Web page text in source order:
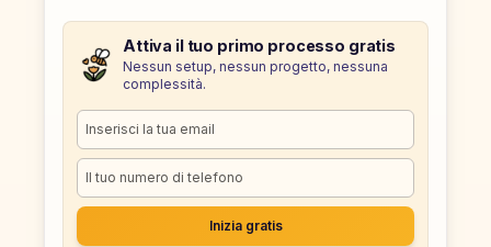
Attiva il tuo primo processo gratis
Nessun setup, nessun progetto, nessuna
complessità.
Inizia gratis